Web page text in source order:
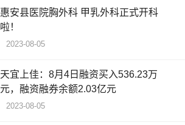
惠安县医院胸外科 甲乳外科正式开科
啦！
2023-08-05
天宜上佳：8月4日融资买入536.23万
元，融资融券余额2.03亿元
2023-08-05